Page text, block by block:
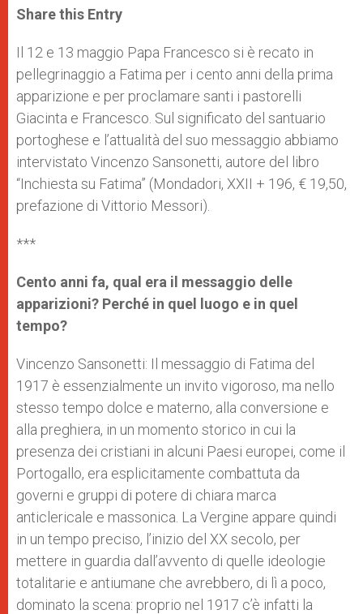
t
s
p
p
s
e
g
e
r
e
b
o
k
r
Share this Entry
Il 12 e 13 maggio Papa Francesco si è recato in
pellegrinaggio a Fatima per i cento anni della prima
apparizione e per proclamare santi i pastorelli
Giacinta e Francesco. Sul significato del santuario
portoghese e l’attualità del suo messaggio abbiamo
intervistato Vincenzo Sansonetti, autore del libro
“Inchiesta su Fatima” (Mondadori, XXII + 196, € 19,50,
prefazione di Vittorio Messori).
***
Cento anni fa, qual era il messaggio delle
apparizioni? Perché in quel luogo e in quel
tempo?
Vincenzo Sansonetti: Il messaggio di Fatima del
1917 è essenzialmente un invito vigoroso, ma nello
stesso tempo dolce e materno, alla conversione e
alla preghiera, in un momento storico in cui la
presenza dei cristiani in alcuni Paesi europei, come il
Portogallo, era esplicitamente combattuta da
governi e gruppi di potere di chiara marca
anticlericale e massonica. La Vergine appare quindi
in un tempo preciso, l’inizio del XX secolo, per
mettere in guardia dall’avvento di quelle ideologie
totalitarie e antiumane che avrebbero, di lì a poco,
dominato la scena: proprio nel 1917 c’è infatti la